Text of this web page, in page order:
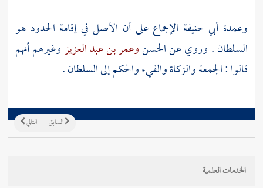
وعمدة أبي حنيفة الإجماع على أن الأصل في إقامة الحدود هو
السلطان . وروي عنالحسنوعمر بن عبد العزيزوغيرهم أنهم
قالوا : الجمعة والزكاة والفيء والحكم إلى السلطان .
التالي السابق
الخدمات العلمية